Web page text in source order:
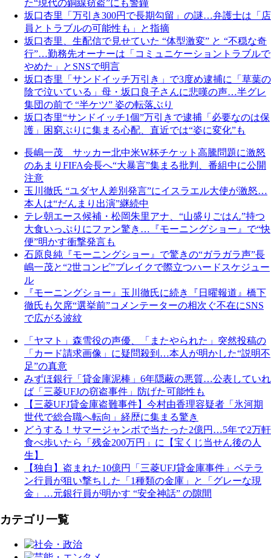
た“現代の銅線窃盗”にも警鐘
坂口杏里「万引き300円で長期勾留」の謎…弁護士は「店
員とトラブルの可能性も」と指摘
坂口杏里、生配信で見せていた “体型激変” と “不穏な奇
行”…勤務先オーナーは「コミュニケーショントラブルで
やめた」とSNSで明言
坂口杏里「サンドイッチ万引き」で3度め逮捕に「草葉の
陰で泣いている」母・坂口良子さんに悲嘆の声…半グレ
集団の前で “半ケツ” 姿の転落ぶり
坂口杏里“サンドイッチ1個”万引きで逮捕「必要なのは保
護」困窮ぶりに集まる心配、直近では“姿に変化”も
長嶋一茂 サッカー北中米W杯チケット高騰問題に激怒
のあまりFIFA会長へ“大暴言”集まる批判、番組中に公開
注意
玉川徹氏 “ユダヤ人差別発言”にイスラエル大使が激怒…
本人は“だんまり出演”継続中
テレ朝エース候補・松岡朱里アナ、“山盛りごはん”持つ
大食いっぷりにファン驚き…『モーニングショー』で“快
便”明かす衝撃発言も
石原良純『モーニングショー』で驚きの“ガラガラ声”長
嶋一茂と“2世コンビ”ブレイクで際立つハードスケジュー
ル
『モーニングショー』玉川徹氏に続き『日曜報道』橋下
徹氏も欠席“選挙前”コメンテーターの相次ぐ不在にSNS
で広がる波紋
「ヤマト」森雪役の声優、「またやられた」突然投稿の
「カード請求画像」に疑問殺到…本人が明かした“説明不
足”の真意
みずほ銀行「貸金庫泥棒」6年隠蔽の悪質…公表していれ
ば「三菱UFJの窃盗事件」防げた可能性も
【三菱UFJ貸金庫盗難事件】今村由香理容疑者「氷河期
世代で総合職へ転向」経歴に集まる驚き
どうする！サマージャンボで当たった2億円…5年で2万軒
食べ歩いたら「残金200万円」に【宝くじ当せん後の人
生】
【独自】盗まれた10億円「三菱UFJ貸金庫事件」ベテラ
ン行員が狙い撃ちした「1種類の金庫」と「グレーな現
金」…元銀行員が明かす “安全神話” の隙間
カテゴリ一覧